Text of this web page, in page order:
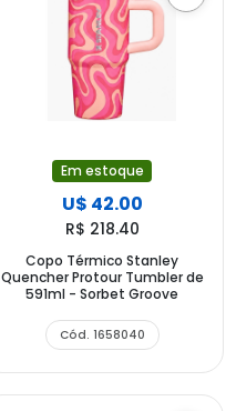
Em estoque
U$ 42.00
R$ 218.40
Copo Térmico Stanley
Quencher Protour Tumbler de
591ml - Sorbet Groove
Cód. 1658040